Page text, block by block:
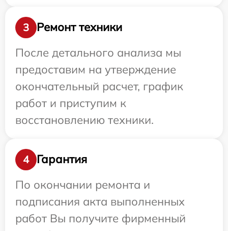
3
Ремонт техники
После детального анализа мы
предоставим на утверждение
окончательный расчет, график
работ и приступим к
восстановлению техники.
4
Гарантия
По окончании ремонта и
подписания акта выполненных
работ Вы получите фирменный